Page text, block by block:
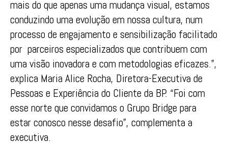
mais do que apenas uma mudança visual, estamos
conduzindo uma evolução em nossa cultura, num
processo de engajamento e sensibilização facilitado
por parceiros especializados que contribuem com
uma visão inovadora e com metodologias eficazes.”,
explica Maria Alice Rocha, Diretora-Executiva de
Pessoas e Experiência do Cliente da BP. “Foi com
esse norte que convidamos o Grupo Bridge para
estar conosco nesse desafio”, complementa a
executiva.